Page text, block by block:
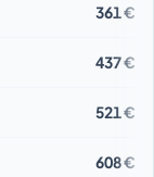
361 €
437 €
521 €
608 €